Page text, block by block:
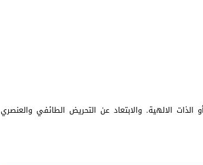
الالهية. والابتعاد عن التحريض الطائفي والعنصري